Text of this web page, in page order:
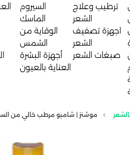
ترطيب وعلاج
الشعر
اجهزة تصفيف
الشعر
صبغات الشعر
السيروم
الماسك
الوقاية من
الشمس
أجهزة البشرة
العناية بالعيون
موشنز | شامبو مرطب خالي من السلفات